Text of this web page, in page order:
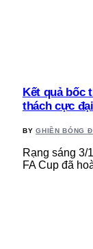
Kết quả bốc
thách cực đại
BY GHIỀN BÓNG
Rạng sáng 3/
FA Cup đã